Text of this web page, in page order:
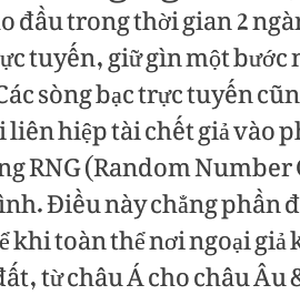
trong thời gian 2
tuyến, giữ gìn một
sòng bạc trực tuyến
hiệp tài chết giả vào
RNG (Random
Điều này chẳng phần
toàn thể nơi ngoại